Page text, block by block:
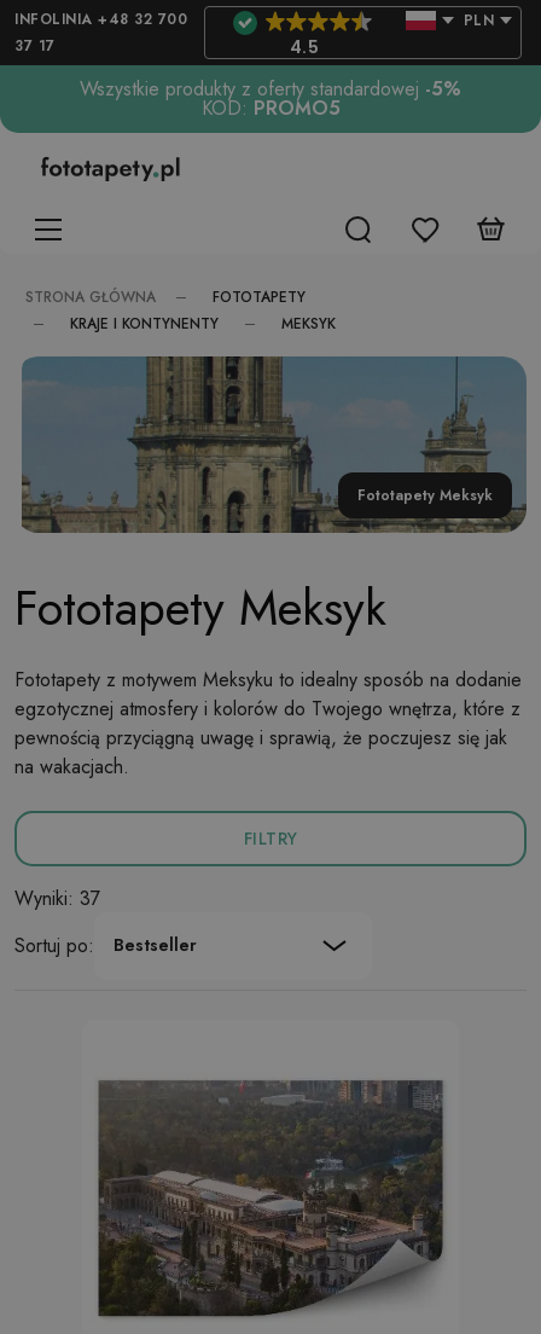
INFOLINIA +48 32 700
37 17
4.5
PLN
Wszystkie produkty z oferty standardowej -5%
KOD: PROMO5
STRONA GŁÓWNA
FOTOTAPETY
KRAJE I KONTYNENTY
MEKSYK
Fototapety Meksyk
Fototapety Meksyk
Fototapety z motywem Meksyku to idealny sposób na dodanie
egzotycznej atmosfery i kolorów do Twojego wnętrza, które z
pewnością przyciągną uwagę i sprawią, że poczujesz się jak
na wakacjach.
FILTRY
Wyniki: 37
Sortuj po:
Bestseller